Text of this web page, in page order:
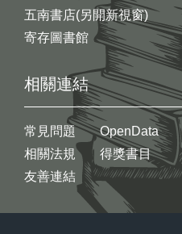
五南書店(另開新視窗)
寄存圖書館
相關連結
常見問題
相關法規
友善連結
OpenData
得獎書目